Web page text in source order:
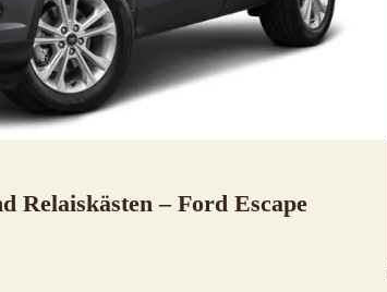
Relaiskästen – Ford Escape